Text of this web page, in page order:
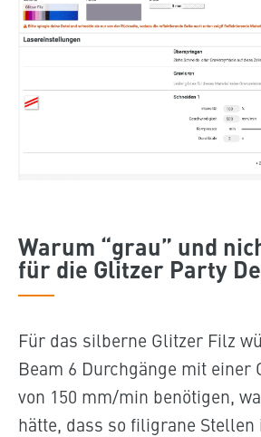
Warum “grau” und
für die Glitzer Party
Für das silberne Glitzer Filz
Beam 6 Durchgänge mit einer
von 150 mm/min benötigen,
hätte, dass so filigrane Stellen